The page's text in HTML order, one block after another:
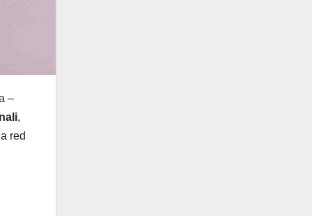
–
,
red